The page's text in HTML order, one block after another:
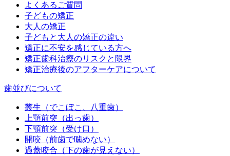
よくあるご質問
子どもの矯正
大人の矯正
子どもと大人の矯正の違い
矯正に不安を感じている方へ
矯正歯科治療のリスクと限界
矯正治療後のアフターケアについて
歯並びについて
叢生（でこぼこ、八重歯）
上顎前突（出っ歯）
下顎前突（受け口）
開咬（前歯で噛めない）
過蓋咬合（下の歯が見えない）